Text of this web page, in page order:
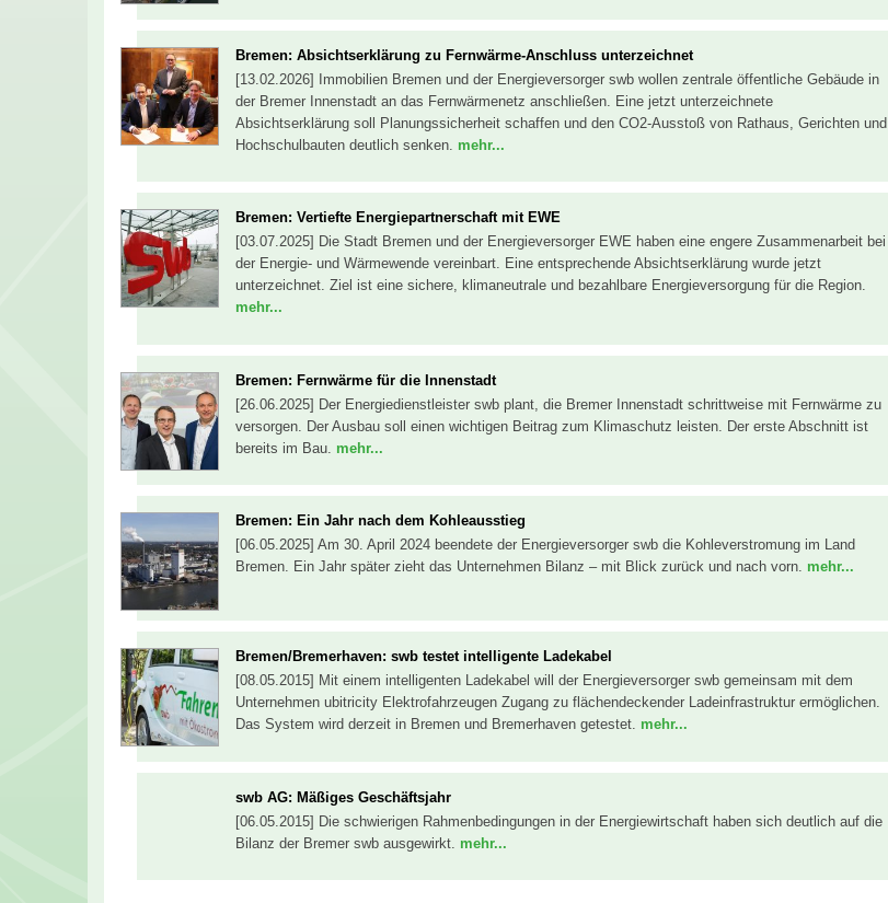
Bremen: Absichtserklärung zu Fernwärme-Anschluss unterzeichnet
[13.02.2026] Immobilien Bremen und der Energieversorger swb wollen zentrale öffentliche Gebäude in
der Bremer Innenstadt an das Fernwärmenetz anschließen. Eine jetzt unterzeichnete
Absichtserklärung soll Planungssicherheit schaffen und den CO2-Ausstoß von Rathaus, Gerichten und
Hochschulbauten deutlich senken. mehr...
Bremen: Vertiefte Energiepartnerschaft mit EWE
[03.07.2025] Die Stadt Bremen und der Energieversorger EWE haben eine engere Zusammenarbeit bei
der Energie- und Wärmewende vereinbart. Eine entsprechende Absichtserklärung wurde jetzt
unterzeichnet. Ziel ist eine sichere, klimaneutrale und bezahlbare Energieversorgung für die Region.
mehr...
Bremen: Fernwärme für die Innenstadt
[26.06.2025] Der Energiedienstleister swb plant, die Bremer Innenstadt schrittweise mit Fernwärme zu
versorgen. Der Ausbau soll einen wichtigen Beitrag zum Klimaschutz leisten. Der erste Abschnitt ist
bereits im Bau. mehr...
Bremen: Ein Jahr nach dem Kohleausstieg
[06.05.2025] Am 30. April 2024 beendete der Energieversorger swb die Kohleverstromung im Land
Bremen. Ein Jahr später zieht das Unternehmen Bilanz – mit Blick zurück und nach vorn. mehr...
Bremen/Bremerhaven: swb testet intelligente Ladekabel
[08.05.2015] Mit einem intelligenten Ladekabel will der Energieversorger swb gemeinsam mit dem
Unternehmen ubitricity Elektrofahrzeugen Zugang zu flächendeckender Ladeinfrastruktur ermöglichen.
Das System wird derzeit in Bremen und Bremerhaven getestet. mehr...
swb AG: Mäßiges Geschäftsjahr
[06.05.2015] Die schwierigen Rahmenbedingungen in der Energiewirtschaft haben sich deutlich auf die
Bilanz der Bremer swb ausgewirkt. mehr...